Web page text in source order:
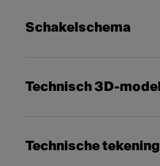
Schakelschema
Technisch 3D-model
Technische tekening